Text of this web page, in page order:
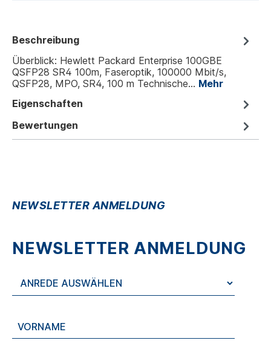
Beschreibung
Überblick: Hewlett Packard Enterprise 100GBE
QSFP28 SR4 100m, Faseroptik, 100000 Mbit/s,
QSFP28, MPO, SR4, 100 m Technische… Mehr
Eigenschaften
Bewertungen
NEWSLETTER ANMELDUNG
NEWSLETTER ANMELDUNG